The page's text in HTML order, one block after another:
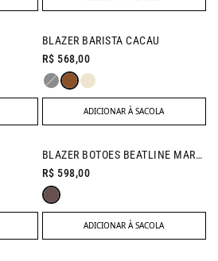
BLAZER BARISTA CACAU
R$ 568,00
ADICIONAR À SACOLA
NEW IN
BLAZER BOTOES BEATLINE MARROM
R$ 598,00
ADICIONAR À SACOLA